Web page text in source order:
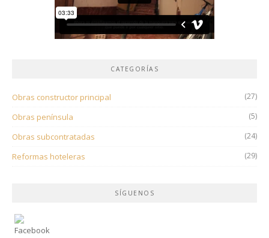
CATEGORÍAS
Obras constructor principal (27)
Obras península (5)
Obras subcontratadas (24)
Reformas hoteleras (29)
SÍGUENOS